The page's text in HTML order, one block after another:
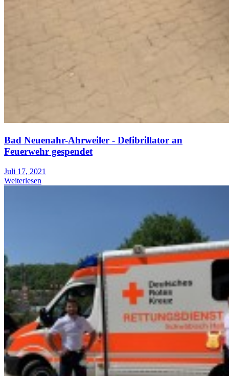
Bad Neuenahr-Ahrweiler - Defibrillator an
Feuerwehr gespendet
Juli 17, 2021
Weiterlesen